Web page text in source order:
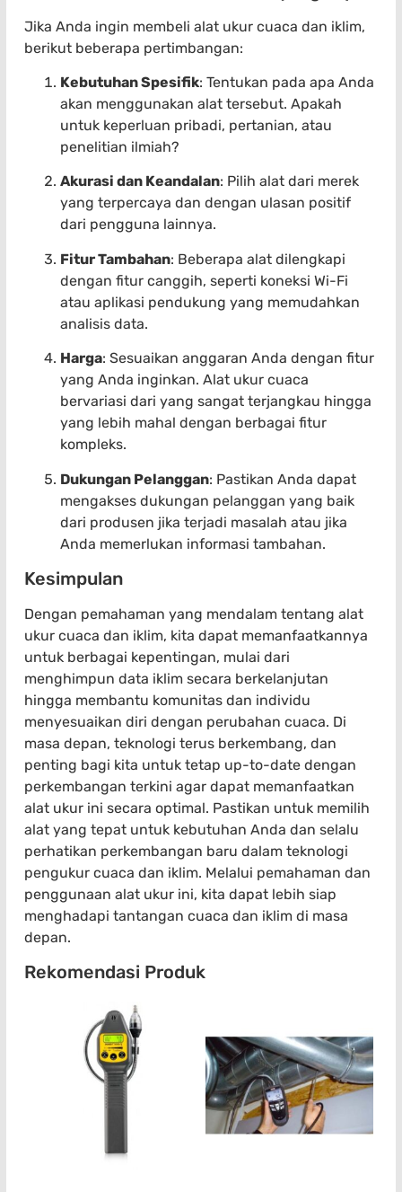
Jika Anda ingin membeli alat ukur cuaca dan iklim,
berikut beberapa pertimbangan:
Kebutuhan Spesifik: Tentukan pada apa Anda
akan menggunakan alat tersebut. Apakah
untuk keperluan pribadi, pertanian, atau
penelitian ilmiah?
Akurasi dan Keandalan: Pilih alat dari merek
yang terpercaya dan dengan ulasan positif
dari pengguna lainnya.
Fitur Tambahan: Beberapa alat dilengkapi
dengan fitur canggih, seperti koneksi Wi-Fi
atau aplikasi pendukung yang memudahkan
analisis data.
Harga: Sesuaikan anggaran Anda dengan fitur
yang Anda inginkan. Alat ukur cuaca
bervariasi dari yang sangat terjangkau hingga
yang lebih mahal dengan berbagai fitur
kompleks.
Dukungan Pelanggan: Pastikan Anda dapat
mengakses dukungan pelanggan yang baik
dari produsen jika terjadi masalah atau jika
Anda memerlukan informasi tambahan.
Kesimpulan
Dengan pemahaman yang mendalam tentang alat
ukur cuaca dan iklim, kita dapat memanfaatkannya
untuk berbagai kepentingan, mulai dari
menghimpun data iklim secara berkelanjutan
hingga membantu komunitas dan individu
menyesuaikan diri dengan perubahan cuaca. Di
masa depan, teknologi terus berkembang, dan
penting bagi kita untuk tetap up-to-date dengan
perkembangan terkini agar dapat memanfaatkan
alat ukur ini secara optimal. Pastikan untuk memilih
alat yang tepat untuk kebutuhan Anda dan selalu
perhatikan perkembangan baru dalam teknologi
pengukur cuaca dan iklim. Melalui pemahaman dan
penggunaan alat ukur ini, kita dapat lebih siap
menghadapi tantangan cuaca dan iklim di masa
depan.
Rekomendasi Produk